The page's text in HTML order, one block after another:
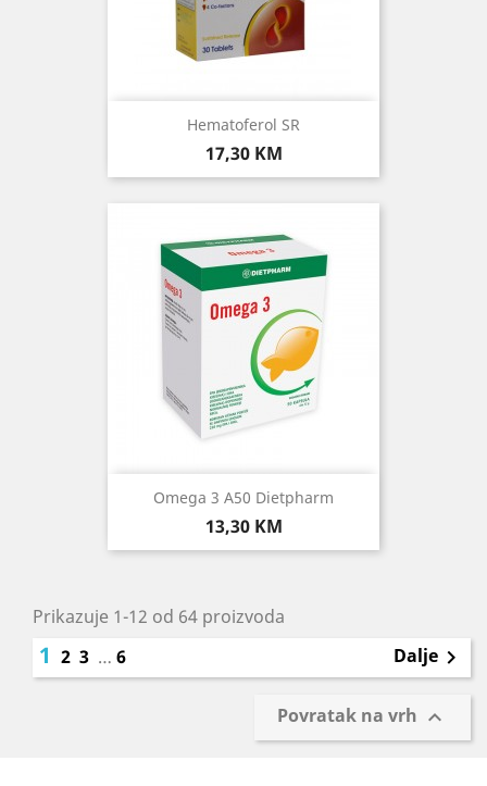
Hematoferol SR
Cijena
17,30 KM
Omega 3 A50 Dietpharm
Cijena
13,30 KM
Prikazuje 1-12 od 64 proizvoda
1 2 3 … 6 Dalje 
Povratak na vrh 